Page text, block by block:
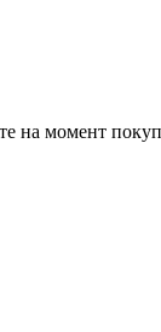
на момент